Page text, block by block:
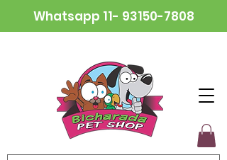
Whatsapp 11- 93150-7808